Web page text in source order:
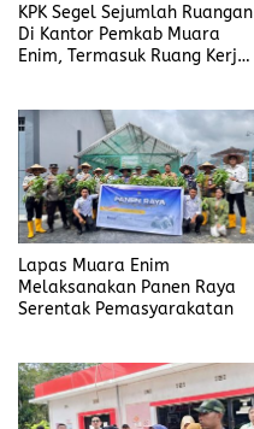
KPK Segel Sejumlah Ruangan
Di Kantor Pemkab Muara
Enim, Termasuk Ruang Kerja
Lapas Muara Enim
Melaksanakan Panen Raya
Serentak Pemasyarakatan